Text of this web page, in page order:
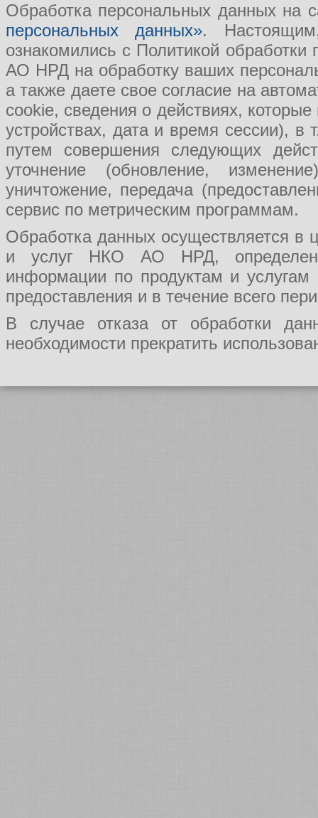
Обработка персональных данных на
персональных данных».
ознакомились с Политикой
АО НРД на обработку ваших
а также даете свое согласие на
cookie, сведения о действиях,
устройствах, дата и время сессии), в
путем совершения следующих
уточнение (обновление,
уничтожение, передача
сервис по метрическим программам.
Обработка данных осуществляется в
и услуг НКО АО НРД, определения
информации по продуктам и
предоставления и в течение всего
В случае отказа от обработки
необходимости прекратить